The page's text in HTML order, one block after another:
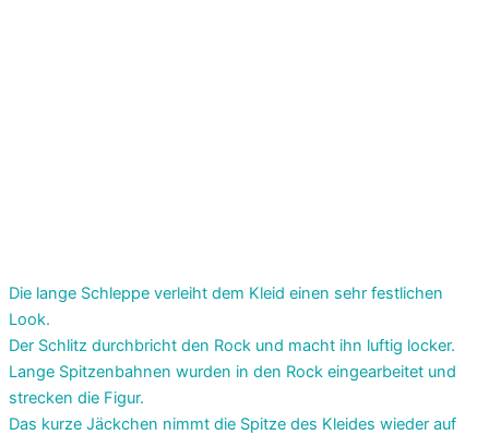
Die lange Schleppe verleiht dem Kleid einen sehr festlichen
Look.
Der Schlitz durchbricht den Rock und macht ihn luftig locker.
Lange Spitzenbahnen wurden in den Rock eingearbeitet und
strecken die Figur.
Das kurze Jäckchen nimmt die Spitze des Kleides wieder auf